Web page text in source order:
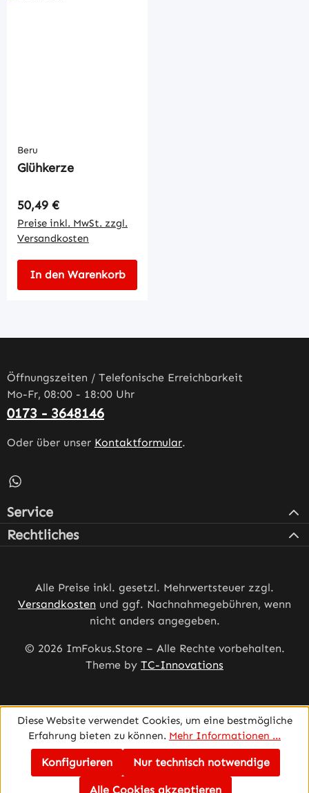
Beru
Glühkerze
Regulärer Preis:
50,49 €
Preise inkl. MwSt. zzgl.
Versandkosten
In den Warenkorb
Öffnungszeiten / Telefonische Erreichbarkeit
Mo-Fr, 08:00 - 18:00 Uhr
0173 - 3648146
Oder über unser Kontaktformular.
Schreib uns auf WhatsApp – öffnet in neuem Tab
Service
Rechtliches
Alle Preise inkl. gesetzl. Mehrwertsteuer zzgl.
Versandkosten und ggf. Nachnahmegebühren, wenn
nicht anders angegeben.
© 2026 ImFokus.Store – Alle Rechte vorbehalten.
Theme by TC-Innovations
Diese Website verwendet Cookies, um eine bestmögliche
Erfahrung bieten zu können. Mehr Informationen ...
Nur technisch notwendige
Konfigurieren
Alle Cookies akzeptieren